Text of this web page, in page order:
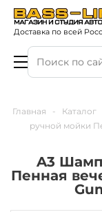
Доставка по всей
Главная - Каталог
ручной мойки
A3
Пенная